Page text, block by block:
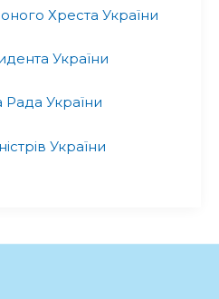
Хреста України
України
України
України